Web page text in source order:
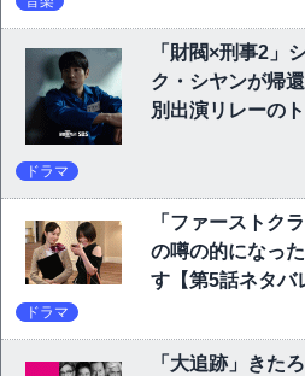
「財閥×刑事2」
ク・シヤンが帰
別出演リレーの
ドラマ
「ファーストク
の噂の的になっ
す【第5話ネタバ
ドラマ
「大追跡」きた